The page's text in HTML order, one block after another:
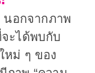
นอกจากภาพ
ะได้พบกับ
หม่ ๆ ของ